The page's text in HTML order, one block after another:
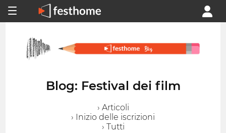
Blog: Festival dei film
› Articoli
› Inizio delle iscrizioni
› Tutti